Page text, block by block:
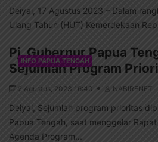
Deiyai, 17 Agustus 2023 – Dalam
Ulang Tahun (HUT) Kemerdekaan
INFO PAPUA TENGAH
Pj. Gubernur Papua
Sejumlah Program
2 Agustus, 2023 16:40 NABIRENET
Deiyai, Sejumlah program prioritas
Papua Tengah, saat menggelar
Agenda Program...